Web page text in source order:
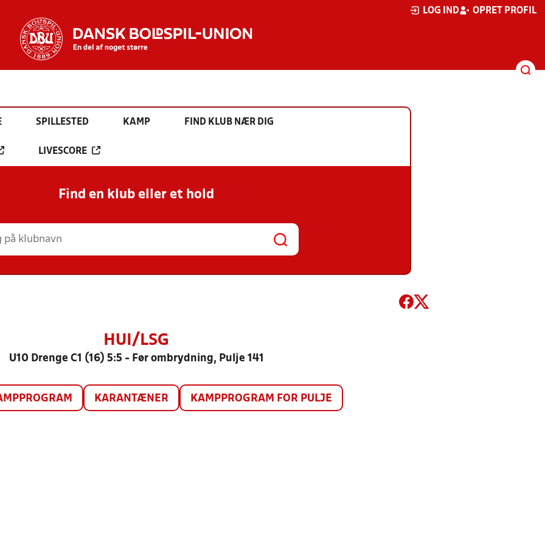
LOG IND OPRET PROFIL
SPILLESTED KAMP FIND KLUB NÆR DIG
LIVESCORE
Find en klub eller et hold
HUI/LSG
U10 Drenge C1 (16) 5:5 - Før ombrydning, Pulje 141
KARANTÆNER KAMPPROGRAM FOR PULJE